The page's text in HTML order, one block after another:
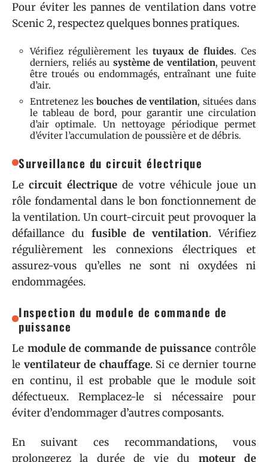
Pour éviter les pannes de ventilation dans votre
Scenic 2, respectez quelques bonnes pratiques.
Vérifiez régulièrement les tuyaux de fluides. Ces
derniers, reliés au système de ventilation, peuvent
être troués ou endommagés, entraînant une fuite
d’air.
Entretenez les bouches de ventilation, situées dans
le tableau de bord, pour garantir une circulation
d’air optimale. Un nettoyage périodique permet
d’éviter l’accumulation de poussière et de débris.
Surveillance du circuit électrique
Lecircuit électrique de votre véhicule joue un
rôle fondamental dans le bon fonctionnement de
la ventilation. Un court-circuit peut provoquer la
défaillance du fusible de ventilation. Vérifiez
régulièrement les connexions électriques et
assurez-vous qu’elles ne sont ni oxydées ni
endommagées.
Inspection du module de commande de
puissance
Le module de commande de puissance contrôle
le ventilateur de chauffage. Si ce dernier tourne
en continu, il est probable que le module soit
défectueux. Remplacez-le si nécessaire pour
éviter d’endommager d’autres composants.
En suivant ces recommandations, vous
prolongerez la durée de vie du moteur de